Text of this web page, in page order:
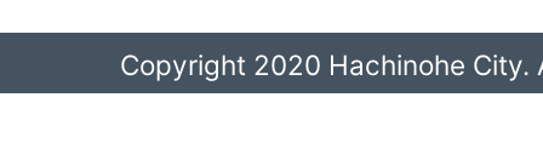
Copyright 2020 Hachinohe City.